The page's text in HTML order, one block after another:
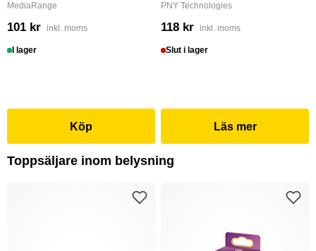
MediaRange
101 kr inkl. moms
I lager
Köp
PNY Technologies
118 kr inkl. moms
Slut i lager
Läs mer
Toppsäljare inom belysning